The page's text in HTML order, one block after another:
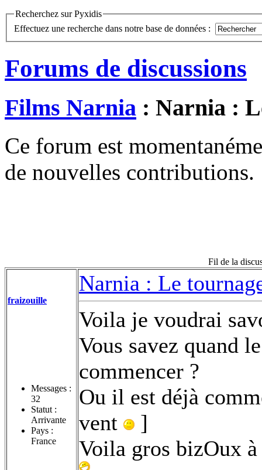
Recherchez sur Pyxidis
Effectuez une recherche dans notre base de données :
Forums de discussions
Films Narnia : Narnia :
Ce forum est
de nouvelles contributions.
Fil de la
fraizouille
Messages :
32
Statut :
Arrivante
Pays :
France
Narnia : Le
Voila je voudrai
Vous savez quand
commencer ?
Ou il est déjà
vent
]
Voila gros bizOux